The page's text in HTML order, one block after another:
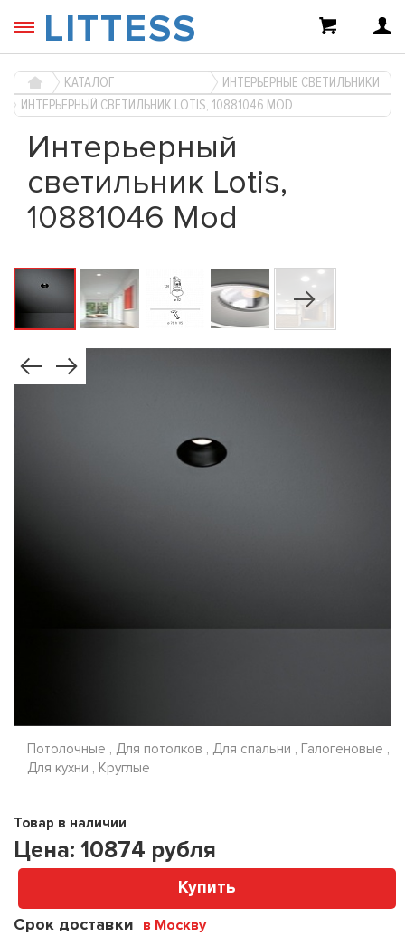
LITTESS
КАТАЛОГ
ИНТЕРЬЕРНЫЕ СВЕТИЛЬНИКИ
ИНТЕРЬЕРНЫЙ СВЕТИЛЬНИК LOTIS, 10881046 MOD
Интерьерный
светильник Lotis,
10881046 Mod
Потолочные , Для потолков , Для спальни , Галогеновые ,
Для кухни , Круглые
Товар в наличии
Цена: 10874 рубля
Купить
Срок доставки в Москву